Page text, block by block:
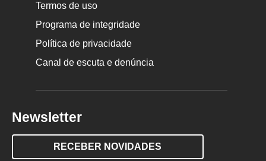
Termos de uso
Programa de integridade
Política de privacidade
Canal de escuta e denúncia
Newsletter
RECEBER NOVIDADES